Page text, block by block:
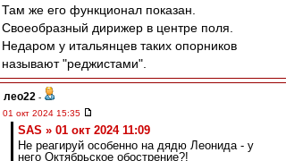
Там же его функционал показан.
Своеобразный дирижер в центре поля.
Недаром у итальянцев таких опорников
называют "реджистами".
лео22 -
01 окт 2024 15:35
SAS » 01 окт 2024 11:09
Не реагируй особенно на дядю Леонида - у
него Октябрьское обострение?!